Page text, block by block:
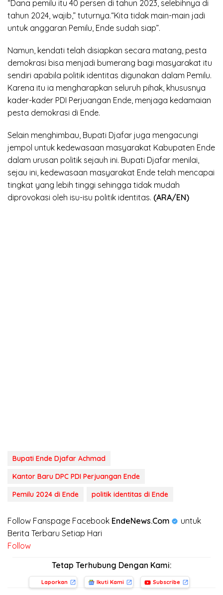
“Dana pemilu itu 40 persen di tahun 2023, selebihnya di
tahun 2024, wajib,” tuturnya.“Kita tidak main-main jadi
untuk anggaran Pemilu, Ende sudah siap”.
Namun, kendati telah disiapkan secara matang, pesta
demokrasi bisa menjadi bumerang bagi masyarakat itu
sendiri apabila politik identitas digunakan dalam Pemilu.
Karena itu ia mengharapkan seluruh pihak, khususnya
kader-kader PDI Perjuangan Ende, menjaga kedamaian
pesta demokrasi di Ende.
Selain menghimbau, Bupati Djafar juga mengacungi
jempol untuk kedewasaan masyarakat Kabupaten Ende
dalam urusan politik sejauh ini. Bupati Djafar menilai,
sejau ini, kedewasaan masyarakat Ende telah mencapai
tingkat yang lebih tinggi sehingga tidak mudah
diprovokasi oleh isu-isu politik identitas. (ARA/EN)
Bupati Ende Djafar Achmad
Kantor Baru DPC PDI Perjuangan Ende
Pemilu 2024 di Ende
politik identitas di Ende
Follow Fanspage Facebook EndeNews.Com
untuk
Berita Terbaru Setiap Hari
Follow
Tetap Terhubung Dengan Kami:
Laporkan Ikuti Kami Subscribe